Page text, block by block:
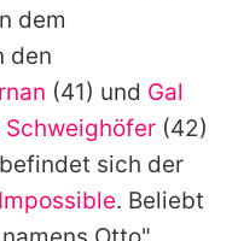
dem
den
(41) und Gal
(42)
sich der
. Beliebt